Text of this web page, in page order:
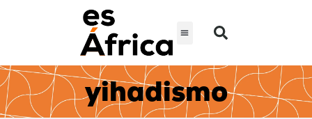
yihadismo